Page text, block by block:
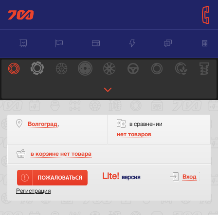
Волгоград,
в сравнении
нет товаров
в корзине нет товара
Lite! версия Вход
Регистрация